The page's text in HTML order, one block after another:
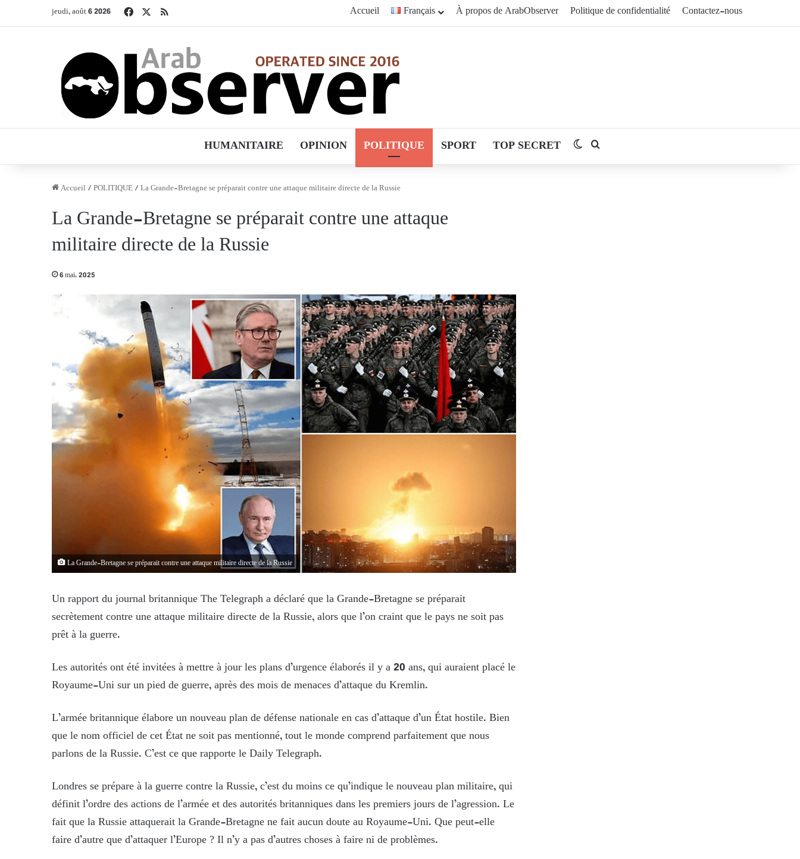
jeudi, août 6 2026 FacebookRSS Accueil Français À propos de ArabObserver Politique de confidentialité Contactez-nous
HUMANITAIRE OPINION POLITIQUE SPORT TOP SECRET Switch skin
Accueil /POLITIQUE/La Grande-Bretagne se préparait contre une attaque militaire directe de la Russie
La Grande-Bretagne se préparait contre une attaque
militaire directe de la Russie
6 mai، 2025
La Grande-Bretagne se préparait contre une attaque militaire directe de la Russie
Un rapport du journal britannique The Telegraph a déclaré que la Grande-Bretagne se préparait
secrètement contre une attaque militaire directe de la Russie, alors que l’on craint que le pays ne soit pas
prêt à la guerre.
Les autorités ont été invitées à mettre à jour les plans d’urgence élaborés il y a 20 ans, qui auraient placé le
Royaume-Uni sur un pied de guerre, après des mois de menaces d’attaque du Kremlin.
L’armée britannique élabore un nouveau plan de défense nationale en cas d’attaque d’un État hostile. Bien
que le nom officiel de cet État ne soit pas mentionné, tout le monde comprend parfaitement que nous
parlons de la Russie. C’est ce que rapporte le Daily Telegraph.
Londres se prépare à la guerre contre la Russie, c’est du moins ce qu’indique le nouveau plan militaire, qui
définit l’ordre des actions de l’armée et des autorités britanniques dans les premiers jours de l’agression. Le
fait que la Russie attaquerait la Grande-Bretagne ne fait aucun doute au Royaume-Uni. Que peut-elle
faire d’autre que d’attaquer l’Europe ? Il n’y a pas d’autres choses à faire ni de problèmes.